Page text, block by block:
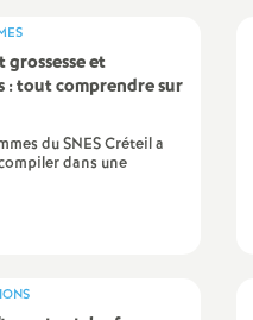
et
: tout comprendre sur
du SNES Créteil a
dans une